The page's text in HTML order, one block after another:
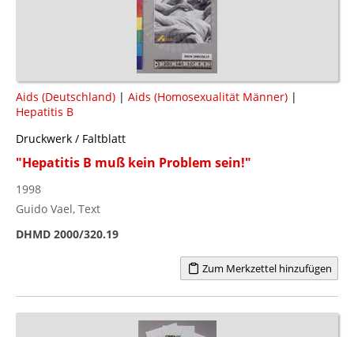
Aids (Deutschland) | Aids (Homosexualität Männer) |
Hepatitis B
Druckwerk / Faltblatt
"Hepatitis B muß kein Problem sein!"
1998
Guido Vael, Text
DHMD 2000/320.19
Zum Merkzettel hinzufügen